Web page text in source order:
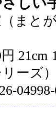
まと
ーズ）